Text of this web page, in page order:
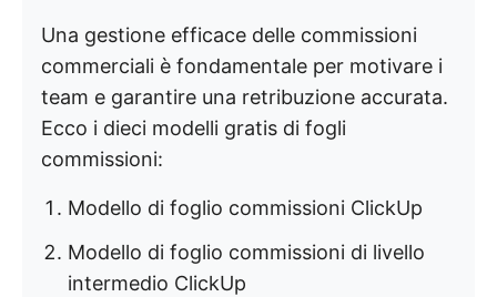
Una gestione efficace delle commissioni
commerciali è fondamentale per motivare i
team e garantire una retribuzione accurata.
Ecco i dieci modelli gratis di fogli
commissioni:
Modello di foglio commissioni ClickUp
Modello di foglio commissioni di livello
intermedio ClickUp